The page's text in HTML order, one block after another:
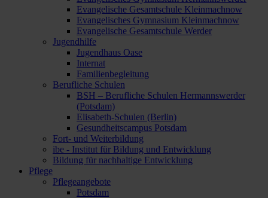
Evangelische Gesamtschule Kleinmachnow
Evangelisches Gymnasium Kleinmachnow
Evangelische Gesamtschule Werder
Jugendhilfe
Jugendhaus Oase
Internat
Familienbegleitung
Berufliche Schulen
BSH – Berufliche Schulen Hermannswerder
(Potsdam)
Elisabeth-Schulen (Berlin)
Gesundheitscampus Potsdam
Fort- und Weiterbildung
ibe - Institut für Bildung und Entwicklung
Bildung für nachhaltige Entwicklung
Pflege
Pflegeangebote
Potsdam